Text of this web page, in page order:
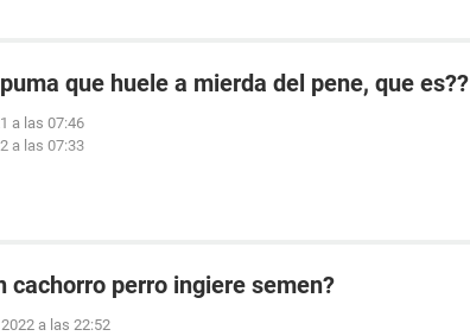
que huele a mierda del pene, que es??
a las 07:46
a las 07:33
cachorro perro ingiere semen?
a las 22:52